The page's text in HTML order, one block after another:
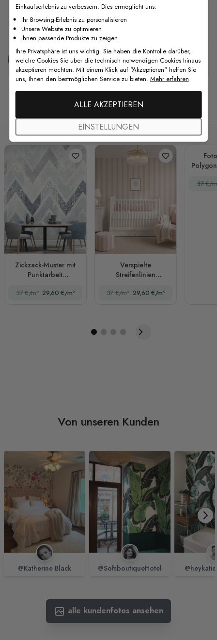
F.A.Q
Kostenlose Anpassung
Verwandte Produkte
Zickzack-Muster mit
Punktarbeit
37 €/m² 29,60 €/m²
Verspielte
Streifenlinien
Kinderzimmer
37 €/m² 29,60 €/m²
37 €/
Von unseren Kunden
@Katherine Black @SofsboutiqueHotel
alle kundenfotos ansehen
Einkaufserlebnis zu verbessern. Dies ermöglicht uns:
Ihr Browsing-Erlebnis zu personalisieren
Unsere Website zu optimieren
Ihnen passende Produkte zu zeigen
Ihre Privatsphäre ist uns wichtig. Sie haben die Kontrolle darüber,
welche Cookies Sie über die technisch notwendigen Cookies hinaus
akzeptieren möchten. Mit einem Klick auf "Akzeptieren" helfen Sie
uns, Ihnen den bestmöglichen Service zu bieten. Mehr erfahren
ALLE AKZEPTIEREN
EINSTELLUNGEN